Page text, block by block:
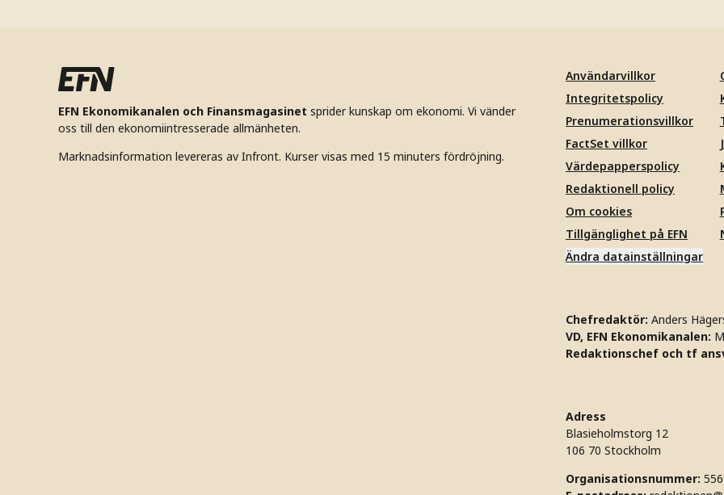
EFN Ekonomikanalen och Finansmagasinet sprider kunskap om ekonomi. Vi vänder
oss till den ekonomiintresserade allmänheten.
Marknadsinformation levereras av Infront. Kurser visas med 15 minuters fördröjning.
Användarvillkor
Integritetspolicy
Prenumerationsvillkor
FactSet villkor
Värdepapperspolicy
Redaktionell policy
Om cookies
Tillgänglighet på EFN
Ändra datainställningar
Chefredaktör: Anders
VD, EFN Ekonomikanalen:
Redaktionschef och tf
Adress
Blasieholmstorg 12
106 70 Stockholm
Organisationsnummer: